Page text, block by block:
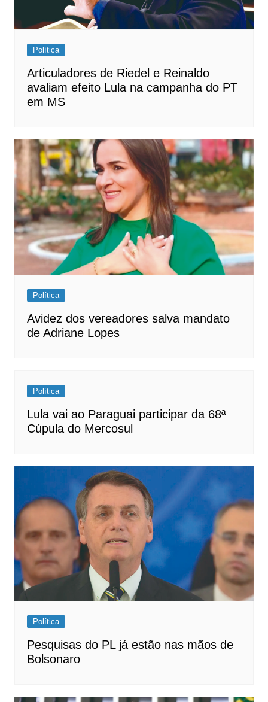
Política
Articuladores de Riedel e Reinaldo
avaliam efeito Lula na campanha do PT
em MS
Política
Avidez dos vereadores salva mandato
de Adriane Lopes
Política
Lula vai ao Paraguai participar da 68ª
Cúpula do Mercosul
Política
Pesquisas do PL já estão nas mãos de
Bolsonaro